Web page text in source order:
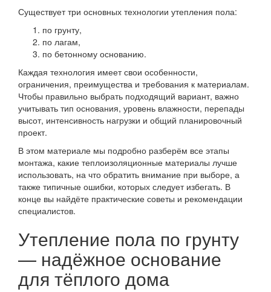
Существует три основных технологии утепления пола:
по грунту,
по лагам,
по бетонному основанию.
Каждая технология имеет свои особенности,
ограничения, преимущества и требования к материалам.
Чтобы правильно выбрать подходящий вариант, важно
учитывать тип основания, уровень влажности, перепады
высот, интенсивность нагрузки и общий планировочный
проект.
В этом материале мы подробно разберём все этапы
монтажа, какие теплоизоляционные материалы лучше
использовать, на что обратить внимание при выборе, а
также типичные ошибки, которых следует избегать. В
конце вы найдёте практические советы и рекомендации
специалистов.
Утепление пола по грунту
— надёжное основание
для тёплого дома